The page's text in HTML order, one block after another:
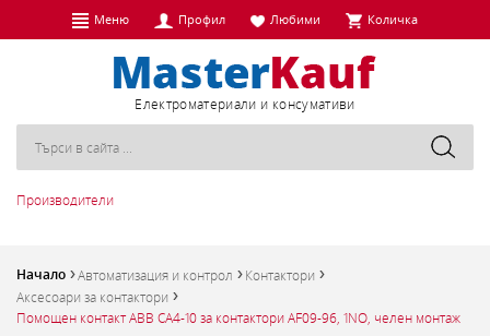
Меню Профил Любими Количка
Eлектроматериали и консумативи
Производители
Начало Автоматизация и контрол
Контактори
Аксесоари за контактори
Помощен контакт ABB CA4-10 за контактори AF09-96, 1NO, челен монтаж